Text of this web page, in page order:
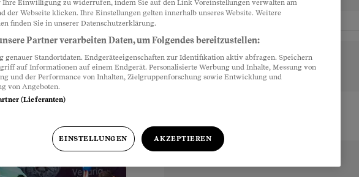
die Arbeit
Ihre Einwilligung zu widerrufen, indem Sie auf den Link Voreinstellungen verwalten am
der Webseite klicken. Ihre Einstellungen gelten innerhalb unseres Website. Weitere
finden Sie in unserer Datenschutzerklärung.
Partner verarbeiten Daten, um Folgendes bereitzustellen:
genauer Standortdaten. Endgeräteeigenschaften zur Identifikation aktiv abfragen. Speichern
auf Informationen auf einem Endgerät. Personalisierte Werbung und Inhalte, Messung von
und der Performance von Inhalten, Zielgruppenforschung sowie Entwicklung und
von Angeboten.
(Lieferanten)
EINSTELLUNGEN AKZEPTIEREN